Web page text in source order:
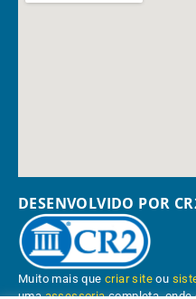
DESENVOLVIDO POR
Muito mais quecriar site ou
umaassessoriacompleta, onde